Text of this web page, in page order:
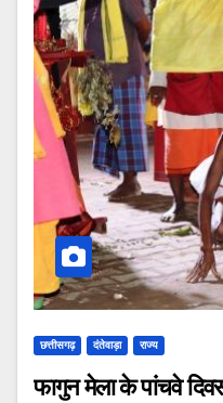
छत्तीसगढ़ दंतेवाड़ा राज्य
फागुन मेला के पांचवे